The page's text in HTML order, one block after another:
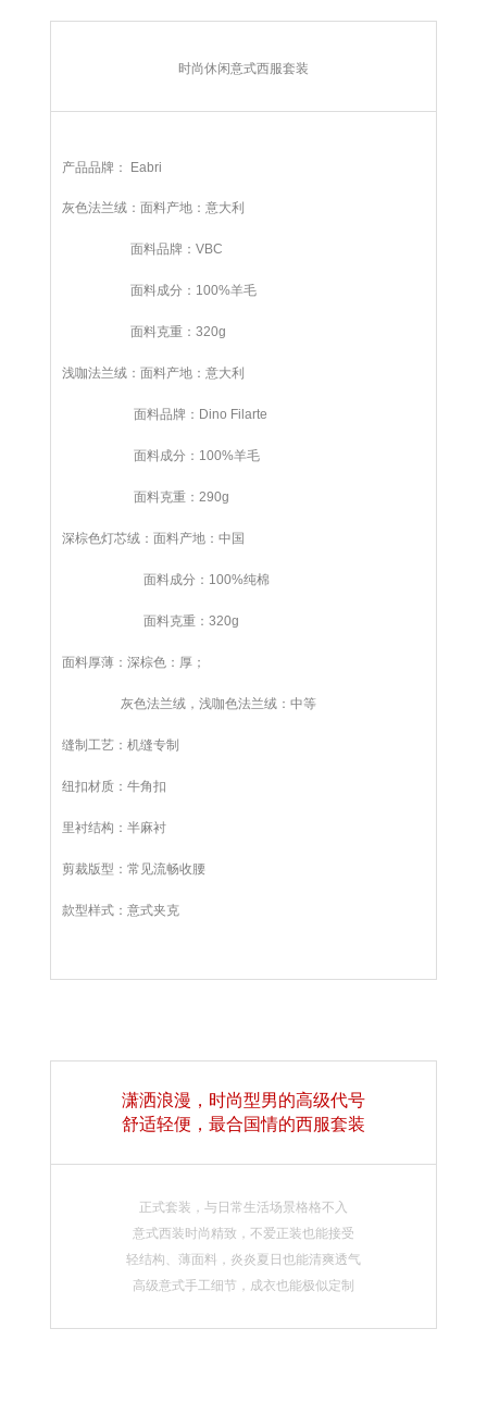
时尚休闲意式西服套装
产品品牌： Eabri
灰色法兰绒：面料产地：意大利
面料品牌：VBC
面料成分：100%羊毛
面料克重：320g
浅咖法兰绒： 面料产地：意大利
面料品牌： Dino Filarte
面料成分：100%羊毛
面料克重：290g
深棕色灯芯绒： 面料产地：中国
面料成分： 100%纯棉
面料克重：320g
面料厚薄：深棕色：厚；
灰色法兰绒，浅咖色法兰绒：中等
缝制工艺：机缝专制
纽扣材质：牛角扣
里衬结构：半麻衬
剪裁版型：常见流畅收腰
款型样式：意式夹克
潇洒浪漫，时尚型男的高级代号
舒适轻便，最合国情的西服套装
正式套装，与日常生活场景格格不入
意式西装时尚精致，不爱正装也能接受
轻结构、薄面料，炎炎夏日也能清爽透气
高级意式手工细节，成衣也能极似定制